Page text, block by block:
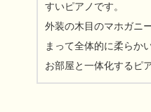
すいピアノです。
外装の木目のマホガニ
まって全体的に柔らか
お部屋と一体化するピ